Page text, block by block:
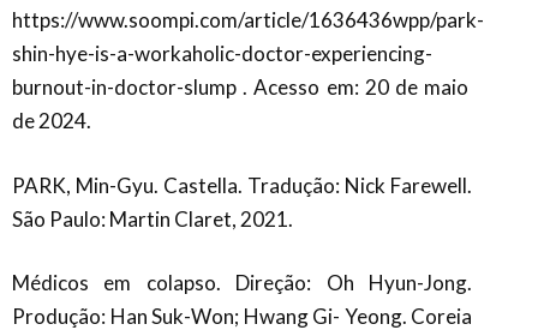
https://www.soompi.com/article/1636436wpp/park-
shin-hye-is-a-workaholic-doctor-experiencing-
burnout-in-doctor-slump. Acesso em: 20 de maio
de 2024.
PARK, Min-Gyu. Castella. Tradução: Nick Farewell.
São Paulo: Martin Claret, 2021.
Médicos em colapso. Direção: Oh Hyun-Jong.
Produção: Han Suk-Won; Hwang Gi- Yeong. Coreia